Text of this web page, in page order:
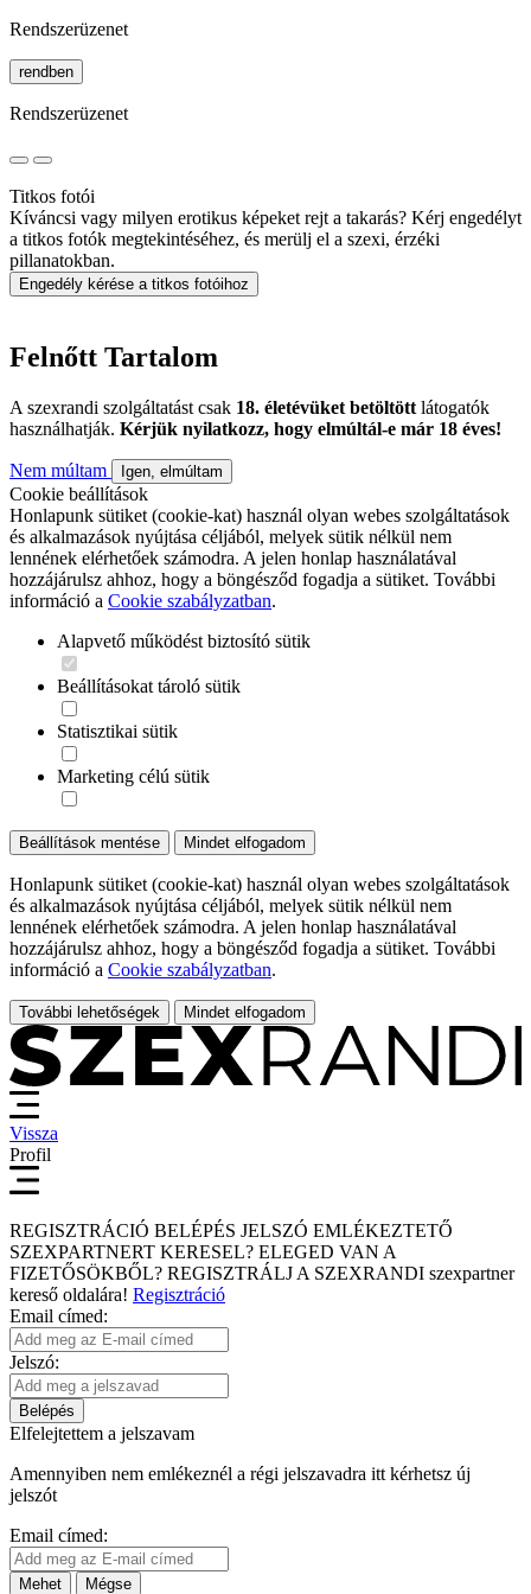
Rendszerüzenet
rendben
Rendszerüzenet
Titkos fotói
Kíváncsi vagy milyen erotikus képeket rejt a takarás? Kérj engedélyt
a titkos fotók megtekintéséhez, és merülj el a szexi, érzéki
pillanatokban.
Engedély kérése a titkos fotóihoz
Felnőtt Tartalom
A szexrandi szolgáltatást csak 18. életévüket betöltött látogatók
használhatják. Kérjük nyilatkozz, hogy elmúltál-e már 18 éves!
Nem múltam Igen, elmúltam
Cookie beállítások
Honlapunk sütiket (cookie-kat) használ olyan webes szolgáltatások
és alkalmazások nyújtása céljából, melyek sütik nélkül nem
lennének elérhetőek számodra. A jelen honlap használatával
hozzájárulsz ahhoz, hogy a böngésződ fogadja a sütiket. További
információ a Cookie szabályzatban.
Alapvető működést biztosító sütik
Beállításokat tároló sütik
Statisztikai sütik
Marketing célú sütik
Beállítások mentése Mindet elfogadom
Honlapunk sütiket (cookie-kat) használ olyan webes szolgáltatások
és alkalmazások nyújtása céljából, melyek sütik nélkül nem
lennének elérhetőek számodra. A jelen honlap használatával
hozzájárulsz ahhoz, hogy a böngésződ fogadja a sütiket. További
információ a Cookie szabályzatban.
További lehetőségek Mindet elfogadom
Vissza
Profil
REGISZTRÁCIÓ BELÉPÉS JELSZÓ EMLÉKEZTETŐ
SZEXPARTNERT KERESEL? ELEGED VAN A
FIZETŐSÖKBŐL? REGISZTRÁLJ A SZEXRANDI szexpartner
kereső oldalára! Regisztráció
Email címed:
Jelszó:
Belépés
Elfelejtettem a jelszavam
Amennyiben nem emlékeznél a régi jelszavadra itt kérhetsz új
jelszót
Email címed:
Mehet Mégse